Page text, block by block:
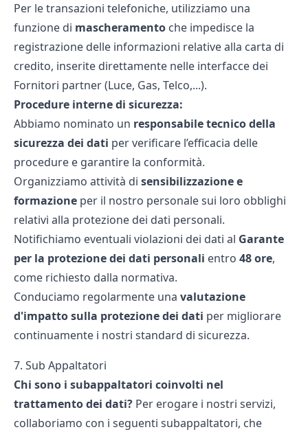
Per le transazioni telefoniche, utilizziamo una
funzione di mascheramento che impedisce la
registrazione delle informazioni relative alla carta di
credito, inserite direttamente nelle interfacce dei
Fornitori partner (Luce, Gas, Telco,...).
Procedure interne di sicurezza:
Abbiamo nominato un responsabile tecnico della
sicurezza dei dati per verificare l’efficacia delle
procedure e garantire la conformità.
Organizziamo attività di sensibilizzazione e
formazione per il nostro personale sui loro obblighi
relativi alla protezione dei dati personali.
Notifichiamo eventuali violazioni dei dati al Garante
per la protezione dei dati personali entro 48 ore,
come richiesto dalla normativa.
Conduciamo regolarmente una valutazione
d'impatto sulla protezione dei dati per migliorare
continuamente i nostri standard di sicurezza.
7. Sub Appaltatori
Chi sono i subappaltatori coinvolti nel
trattamento dei dati? Per erogare i nostri servizi,
collaboriamo con i seguenti subappaltatori, che